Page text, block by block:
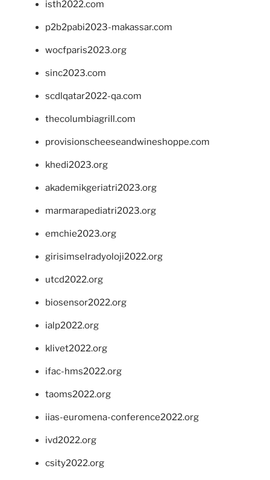
isth2022.com
p2b2pabi2023-makassar.com
wocfparis2023.org
sinc2023.com
scdlqatar2022-qa.com
thecolumbiagrill.com
provisionscheeseandwineshoppe.com
khedi2023.org
akademikgeriatri2023.org
marmarapediatri2023.org
emchie2023.org
girisimselradyoloji2022.org
utcd2022.org
biosensor2022.org
ialp2022.org
klivet2022.org
ifac-hms2022.org
taoms2022.org
iias-euromena-conference2022.org
ivd2022.org
csity2022.org